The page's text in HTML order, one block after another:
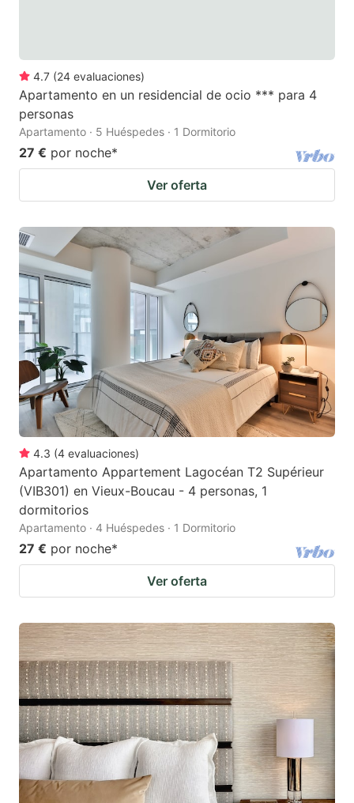
4.7 (24 evaluaciones)
Apartamento en un residencial de ocio *** para 4
personas
Apartamento · 5 Huéspedes · 1 Dormitorio
27 € por noche*
Ver oferta
4.3 (4 evaluaciones)
Apartamento Appartement Lagocéan T2 Supérieur
(VIB301) en Vieux-Boucau - 4 personas, 1
dormitorios
Apartamento · 4 Huéspedes · 1 Dormitorio
27 € por noche*
Ver oferta